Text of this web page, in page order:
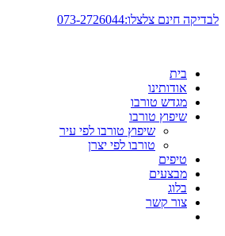
דלג
לבדיקה חינם צלצלו:073-2726044
בית
אודותינו
מגדש טורבו
שיפוץ טורבו
שיפוץ טורבו לפי עיר
טורבו לפי יצרן
טיפים
מבצעים
בלוג
צור קשר